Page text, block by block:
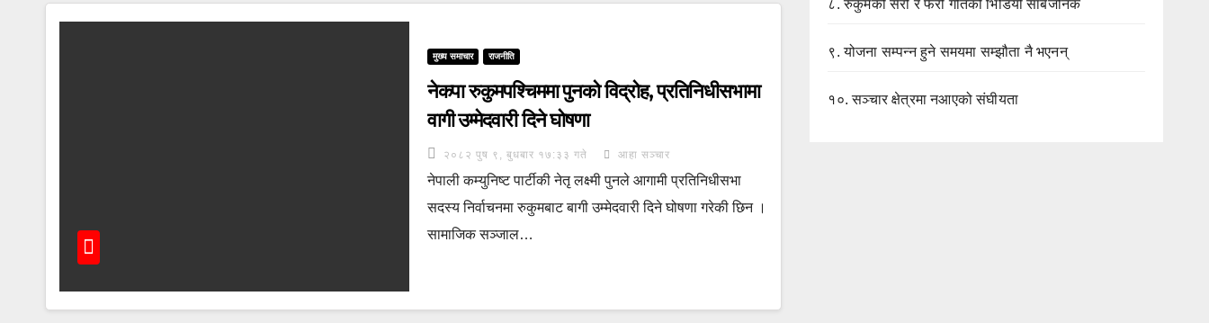
मुख्य समाचार राजनीति
नेकपा रुकुमपश्चिममा पुनको विद्रोह, प्रतिनिधीसभामा
वागी उम्मेदवारी दिने घोषणा
२०८२ पुष ९, बुधबार १७:३३ गते आहा सञ्चार
नेपाली कम्युनिष्ट पार्टीकी नेतृ लक्ष्मी पुनले आगामी प्रतिनिधीसभा
सदस्य निर्वाचनमा रुकुमबाट बागी उम्मेदवारी दिने घोषणा गरेकी छिन ।
सामाजिक सञ्जाल…
८.रुकुमैको सेरो र फेरो गीतको भिडियो सार्बजनिक
९.योजना सम्पन्न हुने समयमा सम्झौता नै भएनन्
१०.सञ्चार क्षेत्रमा नआएको संघीयता